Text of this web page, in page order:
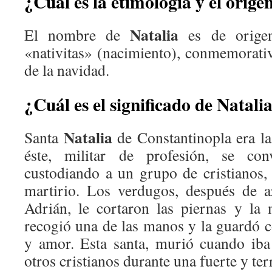
El nombre deNatalia es de
«nativitas» (nacimiento),
de la navidad.
¿Cuál es el significado de
Santa Nataliade Constantinopla era
éste, militar de profesión, se
custodiando a un grupo de cristianos,
martirio. Los verdugos, después de
Adrián, le cortaron las piernas y la
recogió una de las manos y la guardó
y amor. Esta santa, murió cuando
otros cristianos durante una fuerte y